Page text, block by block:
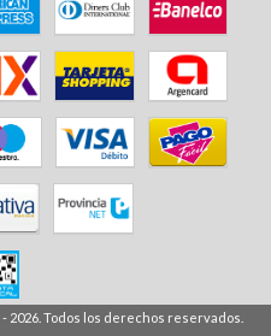
Todos los derechos reservados.